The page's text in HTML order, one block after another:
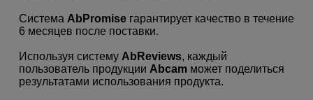
Система AbPromise гарантирует качество в течение
6 месяцев после поставки.
Используя систему AbReviews, каждый
пользователь продукции Abcam может поделиться
результатами использования продукта.